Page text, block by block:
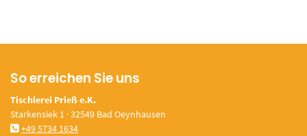
So erreichen Sie uns
Tischlerei Prieß e.K.
Starkensiek 1 · 32549 Bad Oeynhausen
+49 5734 1634